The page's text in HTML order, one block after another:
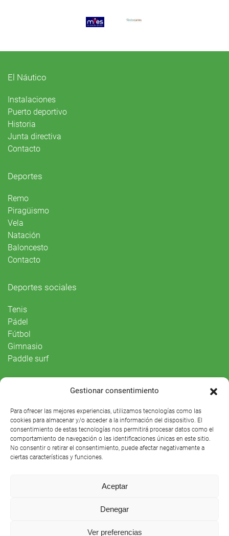
Gestionar consentimiento
Para ofrecer las mejores experiencias, utilizamos tecnologías como las
cookies para almacenar y/o acceder a la información del dispositivo. El
consentimiento de estas tecnologías nos permitirá procesar datos como el
comportamiento de navegación o las identificaciones únicas en este sitio.
No consentir o retirar el consentimiento, puede afectar negativamente a
ciertas características y funciones.
Aceptar
Denegar
Ver preferencias
El Náutico
Instalaciones
Puerto deportivo
Historia
Junta directiva
Contacto
Deportes
Remo
Piragüismo
Vela
Natación
Baloncesto
Contacto
Deportes sociales
Tenis
Pádel
Fútbol
Gimnasio
Paddle surf
Agenda
Club Náutico Sevilla © 2021 |Aviso legal